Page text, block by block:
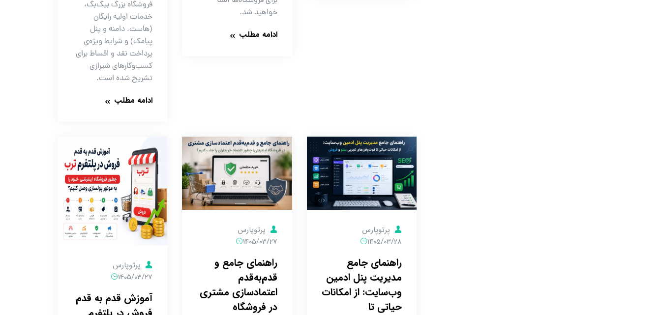
خواهید شد.
ادامه مطلب
فروشگاه بزرگ بیگ‌بگ،
خدمات اولیه رایگان
(هاست، دامنه و پنل
پیامک) و شرایط ویژه‌ی
پرداخت نقد و اقساط برای
کسب‌وکارهای شیرازی
تشریح شده است.
ادامه مطلب
پرتوپارس
1405/03/28
راهنمای جامع
مدیریت پنل ادمین
وب‌سایت: از امکانات
حیاتی تا
پرتوپارس
1405/03/27
راهنمای جامع و
قدم‌به‌قدم
اعتمادسازی مشتری
در فروشگاه
پرتوپارس
1405/03/27
آموزش قدم به قدم